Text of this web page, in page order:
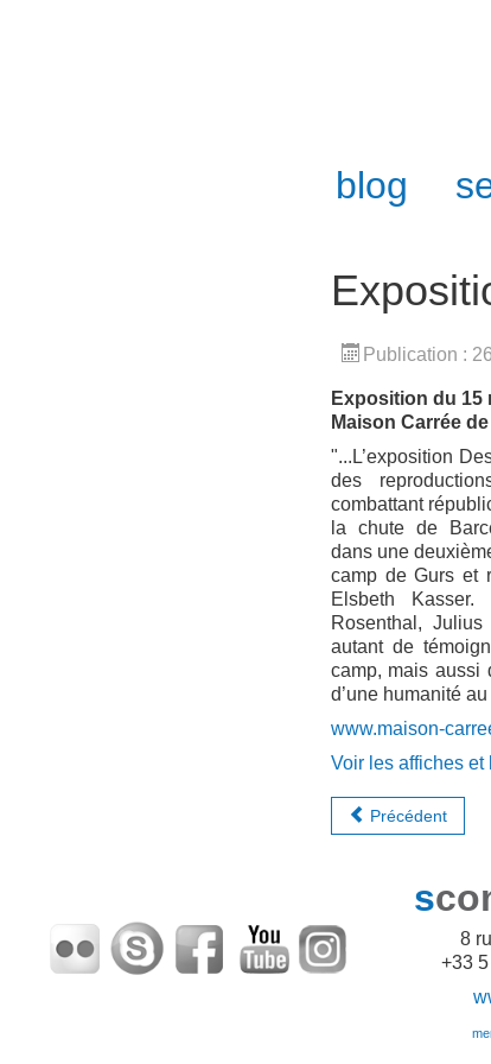
blog
Publication :
Exposition du 15
Maison Carrée
"...L’exposition
des
combattant
la chute de
dans une
camp de Gurs et
Elsbeth
Rosenthal,
autant de
camp, mais aussi
d’une humanité
www.maison-
Voir les affiches
Précédent
s
8
+33